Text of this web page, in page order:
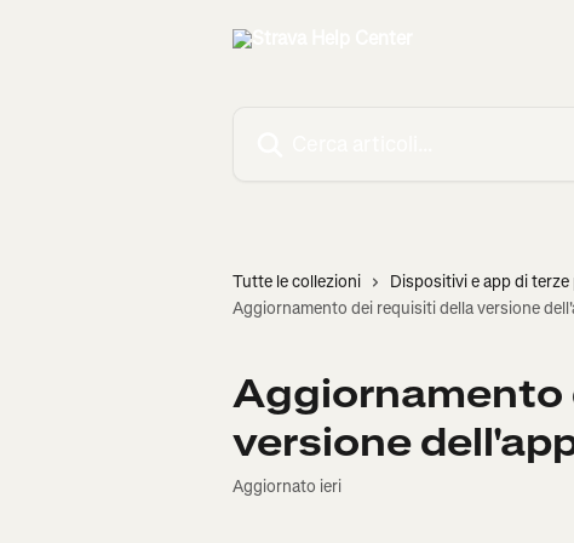
Tutte le collezioni Dispositivi e app di
Aggiornamento dei requisiti della versione
Aggiornamento
versione
Aggiornato ieri